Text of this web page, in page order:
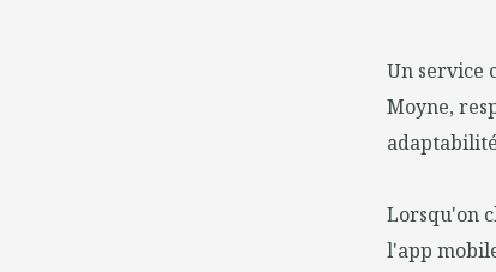
Un service
Moyne,
Lorsqu'on
l'app